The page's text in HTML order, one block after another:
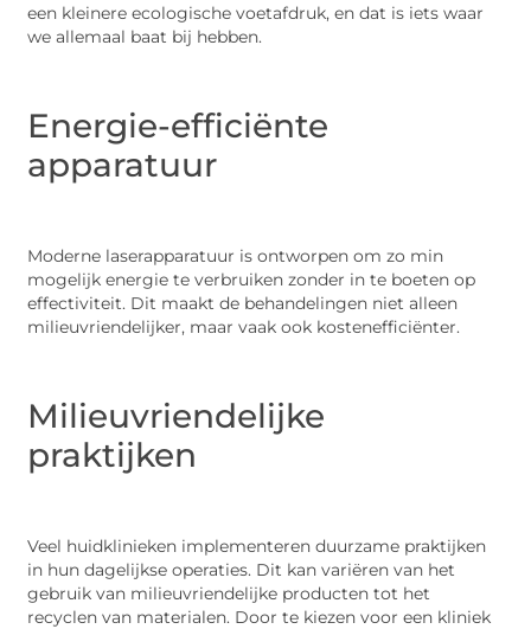
een kleinere ecologische voetafdruk, en dat is iets waar
we allemaal baat bij hebben.
Energie-efficiënte
apparatuur
Moderne laserapparatuur is ontworpen om zo min
mogelijk energie te verbruiken zonder in te boeten op
effectiviteit. Dit maakt de behandelingen niet alleen
milieuvriendelijker, maar vaak ook kostenefficiënter.
Milieuvriendelijke
praktijken
Veel huidklinieken implementeren duurzame praktijken
in hun dagelijkse operaties. Dit kan variëren van het
gebruik van milieuvriendelijke producten tot het
recyclen van materialen. Door te kiezen voor een kliniek